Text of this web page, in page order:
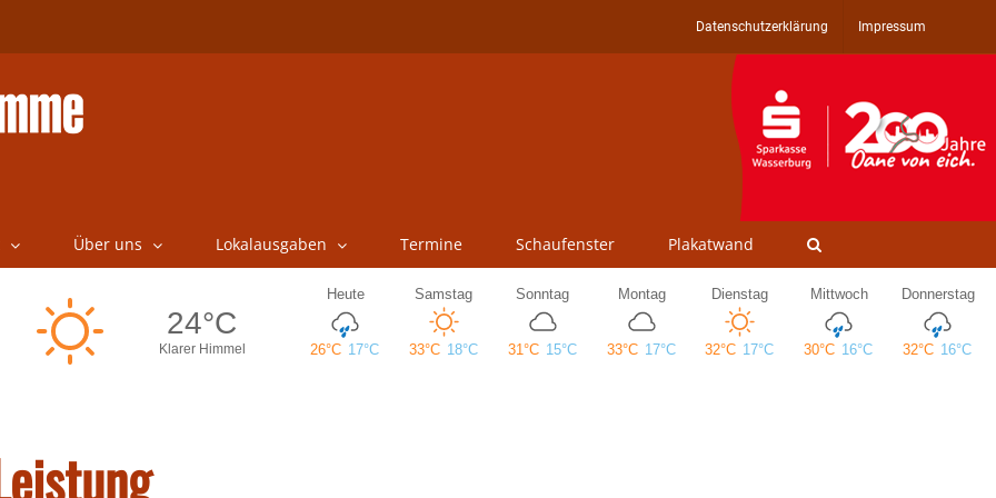
Datenschutzerklärung Impressum
Über uns Lokalausgaben Termine Schaufenster Plakatwand